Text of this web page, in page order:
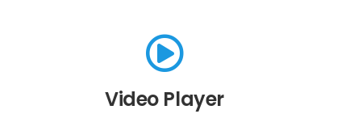
Video Player